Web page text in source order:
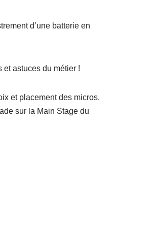
d’une batterie en
et astuces du métier !
et placement des micros,
sur la Main Stage du